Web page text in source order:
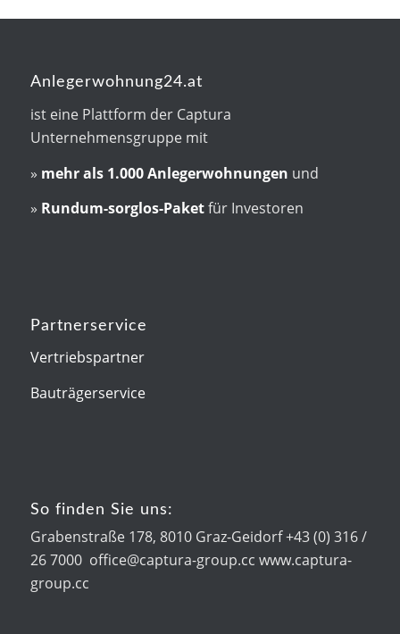
Anlegerwohnung24.at
ist eine Plattform der Captura
Unternehmensgruppe mit
» mehr als 1.000 Anlegerwohnungen und
» Rundum-sorglos-Paketfür Investoren
Partnerservice
Vertriebspartner
Bauträgerservice
So finden Sie uns:
Grabenstraße 178, 8010 Graz-Geidorf +43 (0) 316 /
26 7000 office@captura-group.cc www.captura-
group.cc